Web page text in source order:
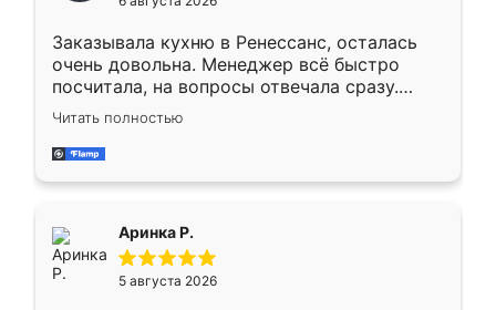
мебели буду заказывать только здесь.
Заказывала кухню в Ренессанс, осталась
очень довольна. Менеджер всё быстро
посчитала, на вопросы отвечала сразу.
Замерщик приехал в субботу, подошёл к
делу со всей ответственностью. Собрали
за день, ребята работали аккуратно, даже
Читать полностью
Аринка Р.
5 августа 2026